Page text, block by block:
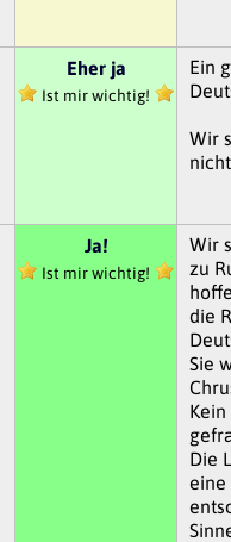
Eher ja
Ist mir wichtig!
Ein
Wir
Ja!
Ist mir wichtig!
Wir
zu
die
Sie
Die
eine